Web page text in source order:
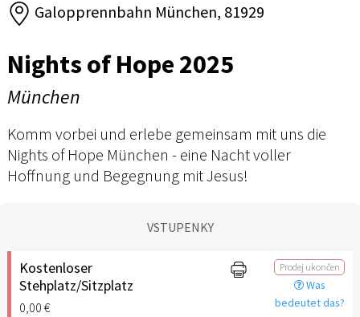
Galopprennbahn München, 81929
Nights of Hope 2025
München
Komm vorbei und erlebe gemeinsam mit uns die
Nights of Hope München - eine Nacht voller
Hoffnung und Begegnung mit Jesus!
VSTUPENKY
Kostenloser
Stehplatz/Sitzplatz
0,00 €
Prodej ukončen
Was
bedeutet das?